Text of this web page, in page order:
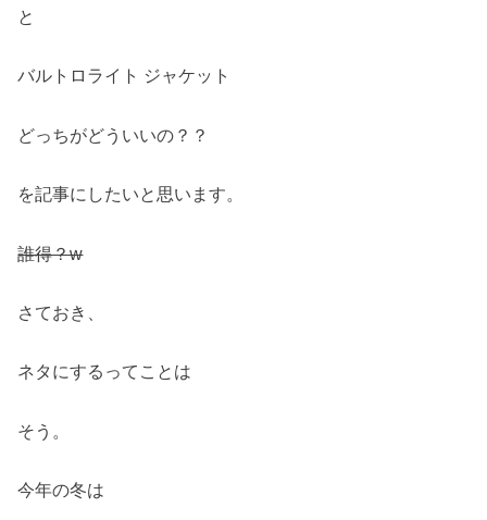
と
バルトロライト ジャケット
どっちがどういいの？？
を記事にしたいと思います。
誰得？w
さておき、
ネタにするってことは
そう。
今年の冬は